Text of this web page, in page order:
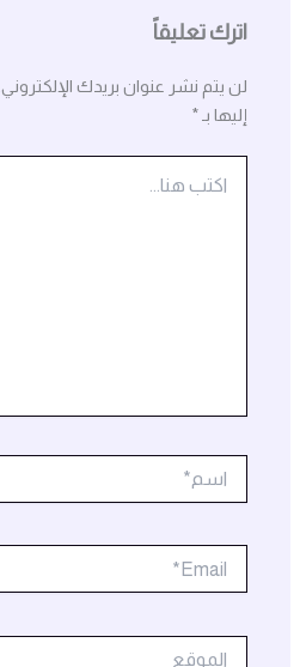
اترك تعليقاً
لن يتم نشر عنوان بريدك الإلكتروني.
إليها بـ*
هنا...